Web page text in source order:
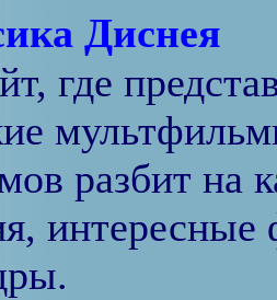
Диснея
где
разбит на
интересные